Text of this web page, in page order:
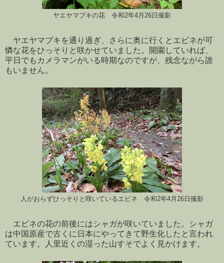
ヤエヤマブキの花 令和2年4月26日撮影
ヤエヤマブキを通り過ぎ、さらに奥に行くとエビネが可
憐な花をひっそりと咲かせていました。開園していれば、
平日でもカメラマンがいる時期なのですが、残念ながら誰
もいません。
人がおらずひっそりと咲いているエビネ 令和2年4月26日撮影
エビネの花の前後にはシャガが咲いていました。シャガ
は中国原産で古くに日本にやってきて野生化したと言われ
ています。人里近くの湿った山すそでよく見かけます。